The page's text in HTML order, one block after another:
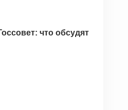
что обсудят